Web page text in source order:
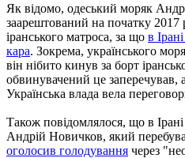
Як відомо, одеський моряк
заарештований на початку 2017
іранського матроса, за що в
кара. Зокрема, українського
він нібито кинув за борт
обвинувачений це заперечував, а
Українська влада вела
Також повідомлялося, що в
Андрій Новичков, який
оголосив голодування через